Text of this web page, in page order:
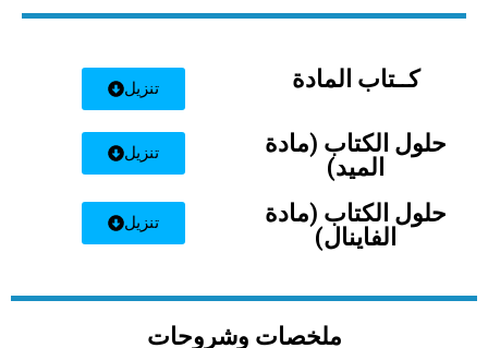
كــتاب المادة تنزيل
حلول الكتاب (مادة
الميد)
تنزيل
حلول الكتاب (مادة
الفاينال)
تنزيل
ملخصات وشروحات